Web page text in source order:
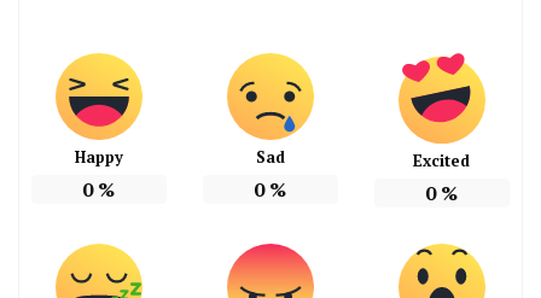
Happy
0%
Sad
0%
Excited
0%